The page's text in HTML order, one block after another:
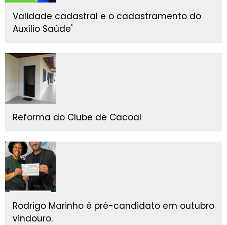
Validade cadastral e o cadastramento do
Auxílio Saúde'
Reforma do Clube de Cacoal
Rodrigo Marinho é pré-candidato em outubro
vindouro.